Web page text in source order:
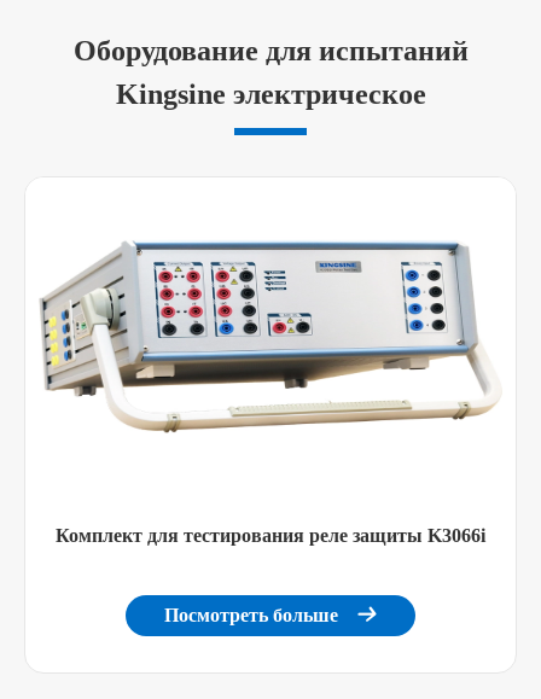
Оборудование для испытаний
Kingsine электрическое
Комплект для тестирования реле защиты K3066i
Посмотреть больше 